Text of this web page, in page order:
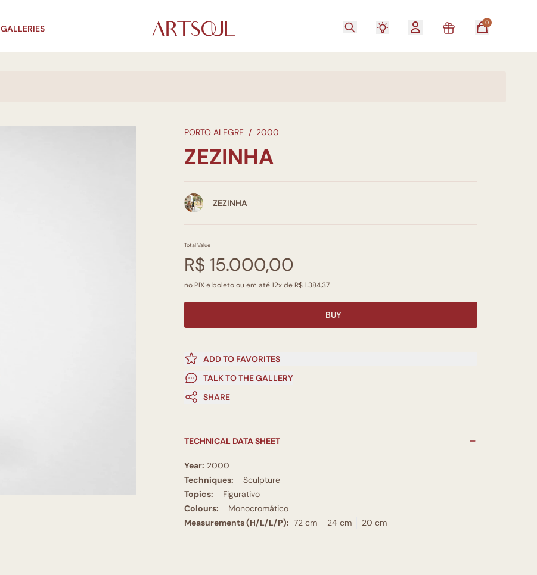
GALLERIES
0
PORTO ALEGRE / 2000
ZEZINHA
ZEZINHA
Total Value
R$ 15.000,00
no PIX e boleto ou em até 12x de R$ 1.384,37
BUY
ADD TO FAVORITES
TALK TO THE GALLERY
SHARE
TECHNICAL DATA SHEET
Year: 2000
Techniques:
Sculpture
Topics:
Figurativo
Colours:
Monocromático
Measurements (H/L/L/P): 72 cm 24 cm 20 cm